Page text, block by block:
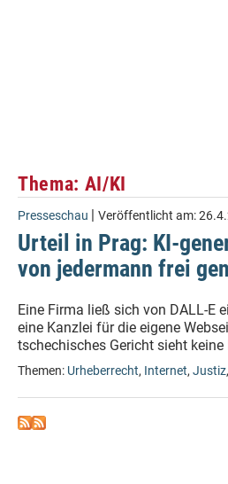
Thema: AI/KI
Presseschau | Veröffentlicht am:
Urteil in Prag: KI-
von jedermann frei
Eine Firma ließ sich von DALL-E
eine Kanzlei für die eigene
tschechisches Gericht sieht keine
Themen: Urheberrecht, Internet, Justiz,